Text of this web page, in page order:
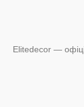
Elitedecor —